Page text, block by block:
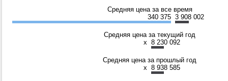
Средняя цена за все время
340 375 3 908 002
Средняя цена за текущий год
x 8 230 092
Средняя цена за прошлый год
x 8 938 585